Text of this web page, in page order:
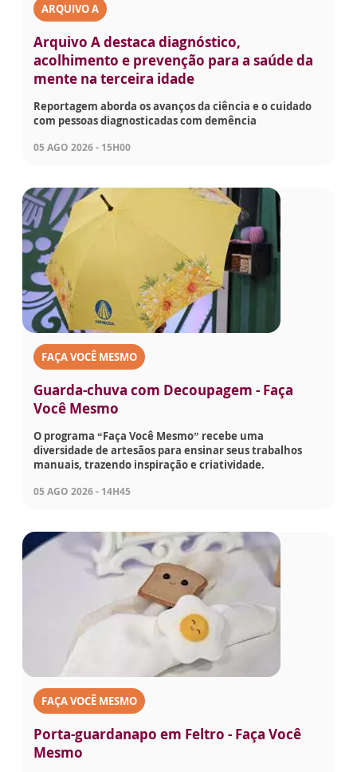
ARQUIVO A
Arquivo A destaca diagnóstico,
acolhimento e prevenção para a saúde da
mente na terceira idade
Reportagem aborda os avanços da ciência e o cuidado
com pessoas diagnosticadas com demência
05 AGO 2026 - 15H00
FAÇA VOCÊ MESMO
Guarda-chuva com Decoupagem - Faça
Você Mesmo
O programa “Faça Você Mesmo” recebe uma
diversidade de artesãos para ensinar seus trabalhos
manuais, trazendo inspiração e criatividade.
05 AGO 2026 - 14H45
FAÇA VOCÊ MESMO
Porta-guardanapo em Feltro - Faça Você
Mesmo